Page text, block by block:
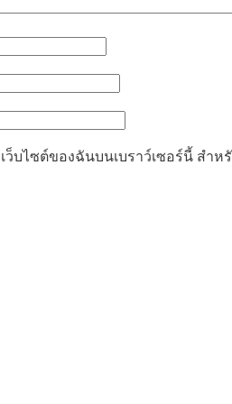
บไซต์ของฉันบนเบราว์เซอร์นี้ สำห